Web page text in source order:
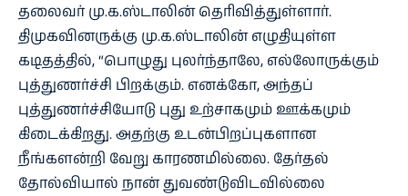
தலைவர் மு.க.ஸ்டாலின் தெரிவித்துள்ளார்.
திமுகவினருக்கு மு.க.ஸ்டாலின் எழுதியுள்ள
கடிதத்தில், “பொழுது புலர்ந்தாலே, எல்லோருக்கும்
புத்துணர்ச்சி பிறக்கும். எனக்கோ, அந்தப்
புத்துணர்ச்சியோடு புது உற்சாகமும் ஊக்கமும்
கிடைக்கிறது. அதற்கு உடன்பிறப்புகளான
நீங்களன்றி வேறு காரணமில்லை. தேர்தல்
தோல்வியால் நான் துவண்டுவிடவில்லை